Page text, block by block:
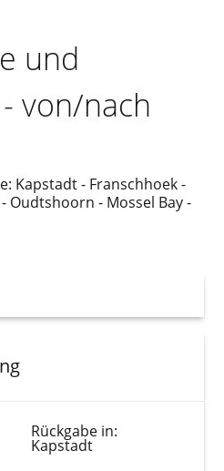
und
von/nach
Kapstadt - Franschhoek -
Oudtshoorn - Mossel Bay -
Rückgabe in:
Kapstadt